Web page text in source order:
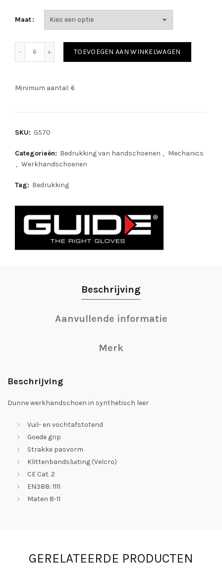
Maat
TOEVOEGEN AAN WINKELWAGEN
Minimum aantal: 6
SKU: G570
Categorieën: Bedrukking van handschoenen , Mechanics
, Werkhandschoenen
Tag: Bedrukking
Beschrijving
Aanvullende informatie
Merk
Beschrijving
Dunne werkhandschoen in synthetisch leer
Vuil- en vochtafstotend
Goede grip
Strakke pasvorm
Klittenbandsluiting (Velcro)
CE Cat. 2
EN388: 1111
Maten 8-11
GERELATEERDE PRODUCTEN